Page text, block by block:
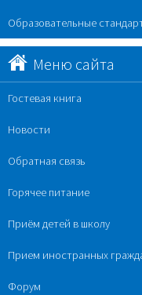
Образовательные
Меню сайта
Гостевая книга
Новости
Обратная связь
Горячее питание
Приём детей в школу
Прием иностранных
Форум